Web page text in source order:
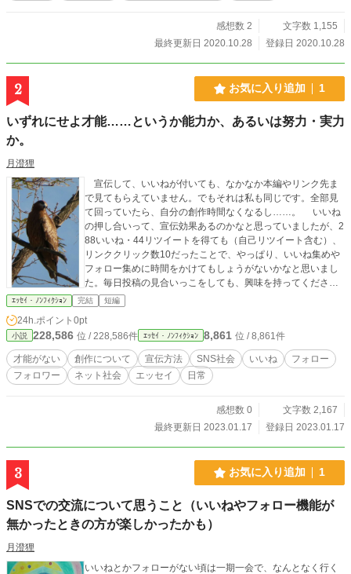
感想数 2
文字数 1,155
最終更新日 2020.10.28
登録日 2020.10.28
2 お気に入り追加 1
いずれにせよ才能……というか能力か、あるいは努力・実力
か。
月澄狸
宣伝して、いいねが付いても、なかなか本編やリンク先ま
で見てもらえていません。でもそれは私も同じです。全部見
て回っていたら、自分の創作時間なくなるし……。 いいね
の押し合いって、宣伝効果あるのかなと思っていましたが、2
88いいね・44リツイートを得ても（自己リツイート含む）、
リンククリック数10だったことで、やっぱり、いいね集めや
フォロー集めに時間をかけてもしょうがないかなと思いまし
た。毎日投稿の見合いっこをしても、興味を持ってくださっ
ているお客様じゃないんだな、と。商品を買う気もない人
に、試食を渡して回っても売れないなと。 ならばどうすれ
ば良いのか。それが分からないのです。考えていくと結局、
「チャンスを得るなら宣伝」となります。そしてその宣伝効
果を得るには、実力……つまり「面白いか、面白くない
か」。 シンプルに私の作品は、宣伝投稿を見て、「この先
を読みたい！」って思っていただける才能がないということ
ｴｯｾｲ・ﾉﾝﾌｨｸｼｮﾝ 完結 短編
24h.ポイント 0pt
小説 228,586 位 / 228,586件 ｴｯｾｲ・ﾉﾝﾌｨｸｼｮﾝ 8,861 位 / 8,861件
才能がない 創作について 宣伝方法 SNS社会 いいね
フォロー
フォロワー
ネット社会 エッセイ 日常
感想数 0
文字数 2,167
最終更新日 2023.01.17
登録日 2023.01.17
3 お気に入り追加 1
SNSでの交流について思うこと（いいねやフォロー機能が
無かったときの方が楽しかったかも）
月澄狸
いいねとかフォローがない頃は一期一会で、なんとなく行く